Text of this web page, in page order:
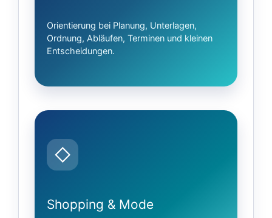
Orientierung bei Planung, Unterlagen,
Ordnung, Abläufen, Terminen und kleinen
Entscheidungen.
◇
Shopping & Mode